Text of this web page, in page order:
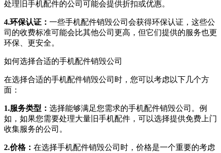
处理旧手机配件的公司可能会提供折扣或优惠。
4.环保认证： 一些手机配件销毁公司会获得环保认证，这些公
司的收费标准可能会比其他公司更高，但它们提供的服务也更
环保、更安全。
如何选择合适的手机配件销毁公司
在选择合适的手机配件销毁公司时，您可以考虑以下几个方
面：
1.服务类型： 选择能够满足您需求的手机配件销毁公司。例
如，如果您需要处理大量旧手机配件，可以选择提供免费上门
收集服务的公司。
2.价格： 在选择手机配件销毁公司时，价格是一个重要的考虑